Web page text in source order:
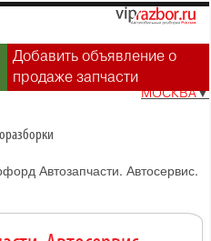
Добавить объявление о
продаже запчасти
МОСКВА▼
Автозапчасти. Автосервис.